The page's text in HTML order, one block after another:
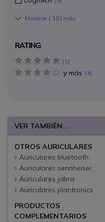
Mostrar ( 10 ) más
RATING
5 star(s)
3
y más 4 star(s)
4
VER TAMBIÉN...
OTROS AURICULARES
Auriculares bluetooth
Auriculares sennheiser
Auriculares jabra
Auriculares plantronics
PRODUCTOS
COMPLEMENTARIOS